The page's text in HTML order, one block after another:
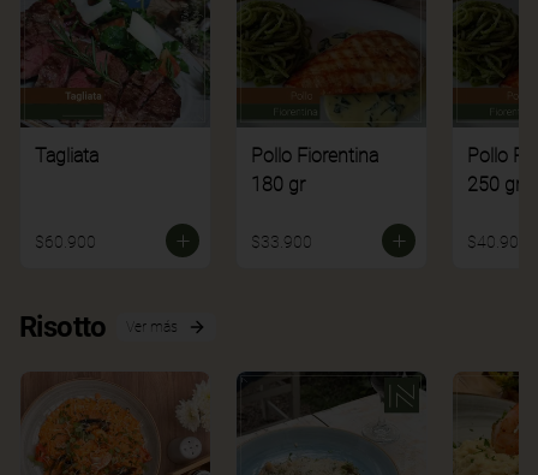
Tagliata
$60.900
Pollo Fiorentina
180 gr
$33.900
Pollo
250 gr
$40.900
Risotto Ver más